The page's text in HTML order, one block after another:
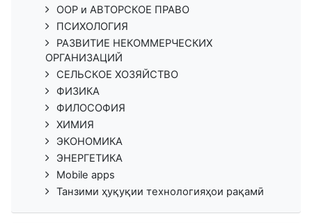
ООР и АВТОРСКОЕ ПРАВО
ПСИХОЛОГИЯ
РАЗВИТИЕ НЕКОММЕРЧЕСКИХ
ОРГАНИЗАЦИЙ
СЕЛЬСКОЕ ХОЗЯЙСТВО
ФИЗИКА
ФИЛОСОФИЯ
ХИМИЯ
ЭКОНОМИКА
ЭНЕРГЕТИКА
Mobile apps
Танзими ҳуқуқии технологияҳои рақамӣ